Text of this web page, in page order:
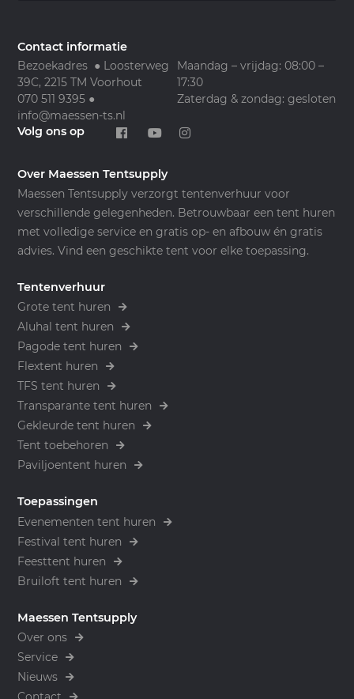
Contact informatie
Bezoekadres ● Loosterweg
39C, 2215 TM Voorhout
070 511 9395 ●
info@maessen-ts.nl
Maandag – vrijdag: 08:00 –
17:30
Zaterdag & zondag: gesloten
Volg ons op
Over Maessen Tentsupply
Maessen Tentsupply verzorgt tentenverhuur voor
verschillende gelegenheden. Betrouwbaar een tent huren
met volledige service en gratis op- en afbouw én gratis
advies. Vind een geschikte tent voor elke toepassing.
Tentenverhuur
Grote tent huren
Aluhal tent huren
Pagode tent huren
Flextent huren
TFS tent huren
Transparante tent huren
Gekleurde tent huren
Tent toebehoren
Paviljoentent huren
Toepassingen
Evenementen tent huren
Festival tent huren
Feesttent huren
Bruiloft tent huren
Maessen Tentsupply
Over ons
Service
Nieuws